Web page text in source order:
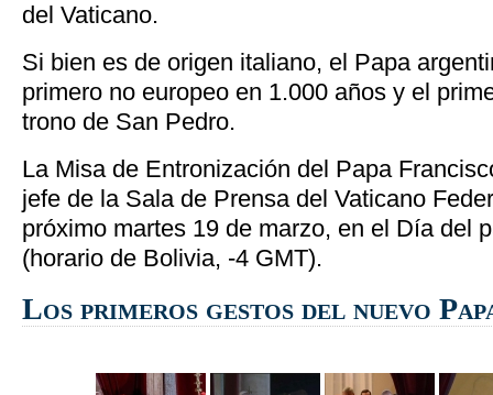
del Vaticano.
Si bien es de origen italiano, el Papa
primero no europeo en 1.000 años y el
trono de San Pedro.
La Misa de Entronización del Papa
jefe de la Sala de Prensa del Vaticano
próximo martes 19 de marzo, en el Día del
(horario de Bolivia, -4 GMT).
Los primeros gestos del nuevo